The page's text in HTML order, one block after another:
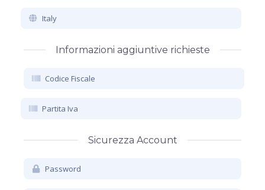
Informazioni aggiuntive richieste
Sicurezza Account